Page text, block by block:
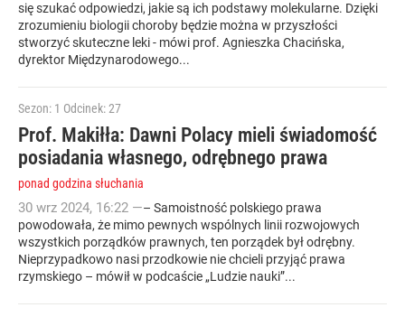
się szukać odpowiedzi, jakie są ich podstawy molekularne. Dzięki
zrozumieniu biologii choroby będzie można w przyszłości
stworzyć skuteczne leki - mówi prof. Agnieszka Chacińska,
dyrektor Międzynarodowego...
Sezon: 1 Odcinek: 27
Prof. Makiłła: Dawni Polacy mieli świadomość
posiadania własnego, odrębnego prawa
ponad godzina słuchania
30 wrz 2024, 16:22 —– Samoistność polskiego prawa
powodowała, że mimo pewnych wspólnych linii rozwojowych
wszystkich porządków prawnych, ten porządek był odrębny.
Nieprzypadkowo nasi przodkowie nie chcieli przyjąć prawa
rzymskiego – mówił w podcaście „Ludzie nauki”...